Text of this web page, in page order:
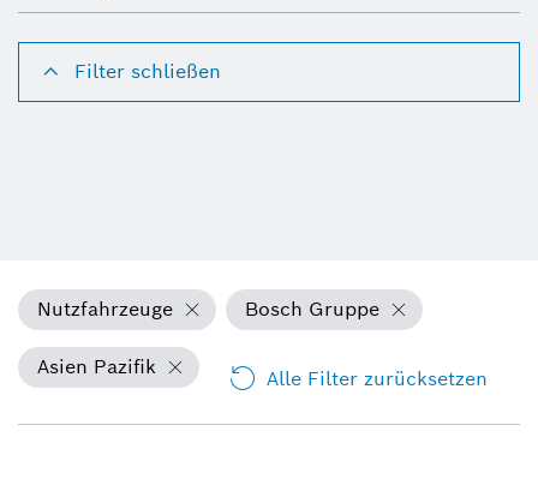
Filter schließen
Nutzfahrzeuge Bosch Gruppe
Asien Pazifik Alle Filter zurücksetzen